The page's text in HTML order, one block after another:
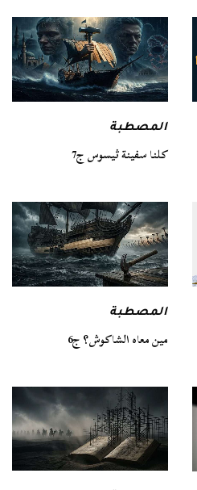
المصطبة
كلنا سفينة ثيسوس ج7
المصطبة
مين معاه الشاكوش؟ ج6